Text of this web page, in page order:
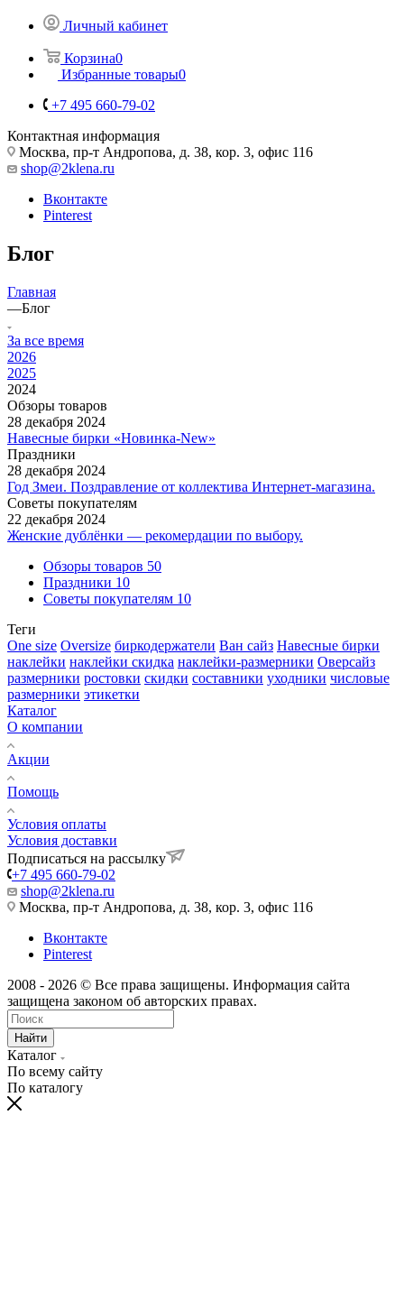
Личный кабинет
Корзина0
Избранные товары0
+7 495 660-79-02
Контактная информация
Москва, пр-т Андропова, д. 38, кор. 3, офис 116
shop@2klena.ru
Вконтакте
Pinterest
Блог
Главная
—Блог
За все время
2026
2025
2024
Обзоры товаров
28 декабря 2024
Навесные бирки «Новинка-New»
Праздники
28 декабря 2024
Год Змеи. Поздравление от коллектива Интернет-магазина.
Советы покупателям
22 декабря 2024
Женские дублёнки — рекомердации по выбору.
Обзоры товаров 50
Праздники 10
Советы покупателям 10
Теги
One size Oversize биркодержатели Ван сайз Навесные бирки
наклейки наклейки скидка наклейки-размерники Оверсайз
размерники ростовки скидки составники уходники числовые
размерники этикетки
Каталог
О компании
Акции
Помощь
Условия оплаты
Условия доставки
Подписаться на рассылку
+7 495 660-79-02
shop@2klena.ru
Москва, пр-т Андропова, д. 38, кор. 3, офис 116
Вконтакте
Pinterest
2008 - 2026 © Все права защищены. Информация сайта
защищена законом об авторских правах.
Найти
Каталог
По всему сайту
По каталогу